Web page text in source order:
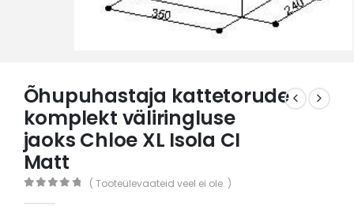
Õhupuhastaja kattetorude
komplekt väliringluse
jaoks Chloe XL Isola CI
Matt
( Tooteülevaateid veel ei ole. )